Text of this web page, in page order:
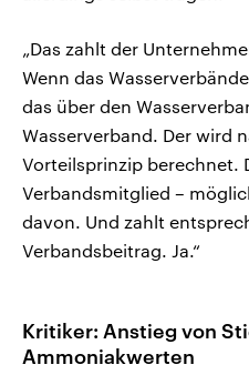
„Das zahlt der
Wenn das
das über den
Wasserverband. Der wird
Vorteilsprinzip berechnet.
Verbandsmitglied –
davon. Und zahlt
Verbandsbeitrag. Ja.“
Kritiker: Anstieg von
Ammoniakwerten